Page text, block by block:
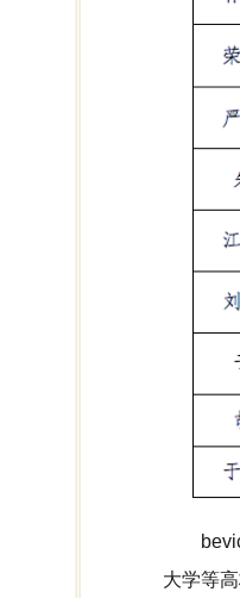
大学等